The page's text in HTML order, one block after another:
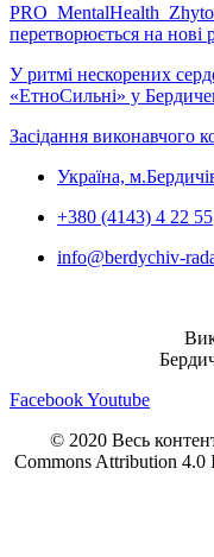
перетворюється на нові
У ритмі нескорених
«ЕтноСильні» у
Засідання виконавчого
Україна,
+380 (4143) 4 22 55
info@berdychiv-
FacebookYoutube
© 2020 Весь
Commons Attribution 4.0